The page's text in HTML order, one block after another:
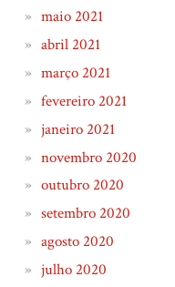
maio 2021
abril 2021
março 2021
fevereiro 2021
janeiro 2021
novembro 2020
outubro 2020
setembro 2020
agosto 2020
julho 2020